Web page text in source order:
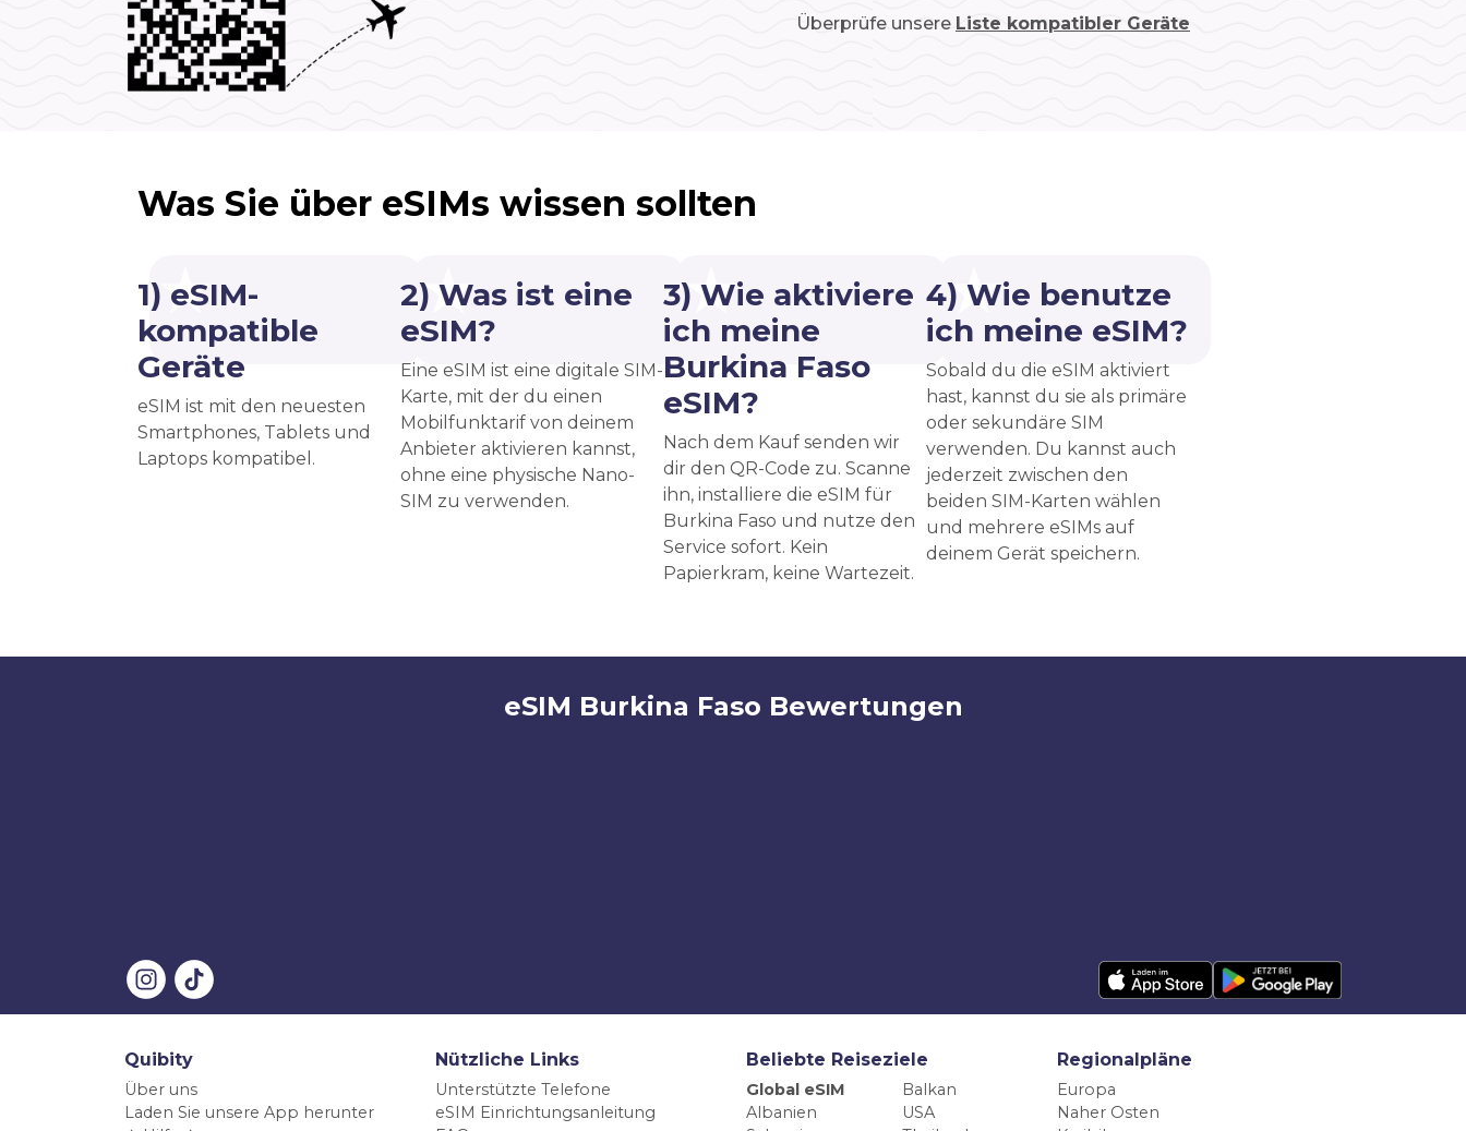
Überprüfe unsere Liste kompatibler Geräte
Was Sie über eSIMs wissen sollten
1) eSIM-
kompatible
Geräte
eSIM ist mit den neuesten
Smartphones, Tablets und
Laptops kompatibel.
2) Was ist eine
eSIM?
Eine eSIM ist eine digitale SIM-
Karte, mit der du einen
Mobilfunktarif von deinem
Anbieter aktivieren kannst,
ohne eine physische Nano-
SIM zu verwenden.
3) Wie aktiviere
ich meine
Burkina Faso
eSIM?
Nach dem Kauf senden wir
dir den QR-Code zu. Scanne
ihn, installiere die eSIM für
Burkina Faso und nutze den
Service sofort. Kein
Papierkram, keine Wartezeit.
4) Wie benutze
ich meine eSIM?
Sobald du die eSIM aktiviert
hast, kannst du sie als primäre
oder sekundäre SIM
verwenden. Du kannst auch
jederzeit zwischen den
beiden SIM-Karten wählen
und mehrere eSIMs auf
deinem Gerät speichern.
eSIM Burkina Faso Bewertungen
Quibity
Über uns
Laden Sie unsere App herunter
Nützliche Links
Unterstützte Telefone
eSIM Einrichtungsanleitung
Beliebte Reiseziele
Global eSIM
Balkan
Albanien
USA
Regionalpläne
Europa
Naher Osten